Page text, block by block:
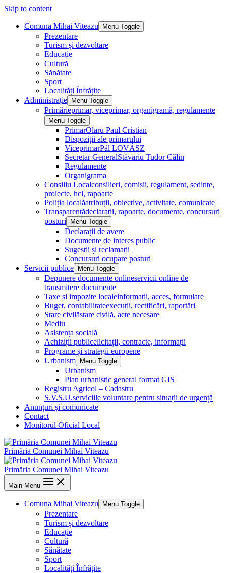
Skip to content
Comuna Mihai Viteazu Menu Toggle
Prezentare
Turism și dezvoltare
Educație
Cultură
Sănătate
Sport
Localități Înfrățite
Administrație
Menu Toggle
Primărieprimar, viceprimar, organigramă, regulamente
Menu Toggle
PrimarOlaru Paul Cristian
Dispoziții ale primarului
ViceprimarPál LOVÁSZ
Secretar GeneralStăvariu Tudor Călin
Regulamente
Organigrama
Consiliu Localconsilieri, comisii, regulament, ședințe,
proiecte, hcl, rapoarte
Poliția localăatribuții, obiective, activitate, comunicate
Transparențădeclarații, rapoarte, documente, concursuri
posturi
Menu Toggle
Declarații de avere
Documente de interes public
Sugestii și reclamații
Concursuri ocupare posturi
Servicii publice
Menu Toggle
Depunere documente onlineservicii online de
transmitere documente
Taxe și impozite localeinformații, acces, formulare
Buget, contabilitateexecuții, rectificări, raportări
Stare civilăstare civilă, acte necesare
Mediu
Asistența socială
Achiziții publicelicitații, contracte, informații
Programe și strategii europene
Urbanism
Menu Toggle
Urbanism
Plan urbanistic general format GIS
Registru Agricol – Cadastru
S.V.S.U.serviciile voluntare pentru situații de urgență
Anunțuri și comunicate
Contact
Monitorul Oficial Local
Primăria Comunei Mihai Viteazu
Primăria Comunei Mihai Viteazu
Main Menu
Comuna Mihai Viteazu Menu Toggle
Prezentare
Turism și dezvoltare
Educație
Cultură
Sănătate
Sport
Localități Înfrățite